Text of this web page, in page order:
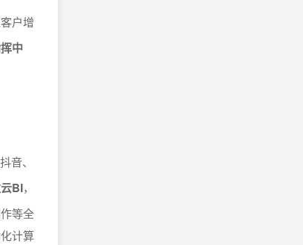
户增
中
音、
BI，
等全
计算